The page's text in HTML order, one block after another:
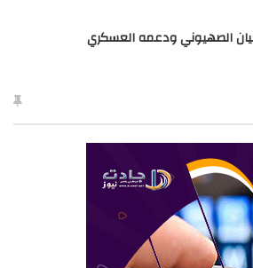
الصهيوني ودعمه العسكري